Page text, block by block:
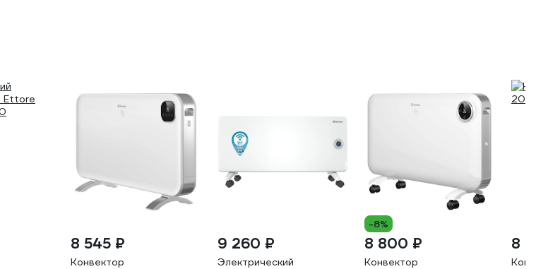
8 545 ₽
Конвектор
9 260 ₽
Электрический
-8%
8 800 ₽
Конвектор
8